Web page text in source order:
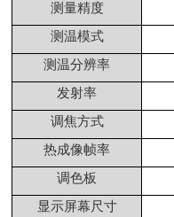
测量精度
测温模式
测温分辨率
发射率
调焦方式
热成像帧率
调色板
显示屏幕尺寸